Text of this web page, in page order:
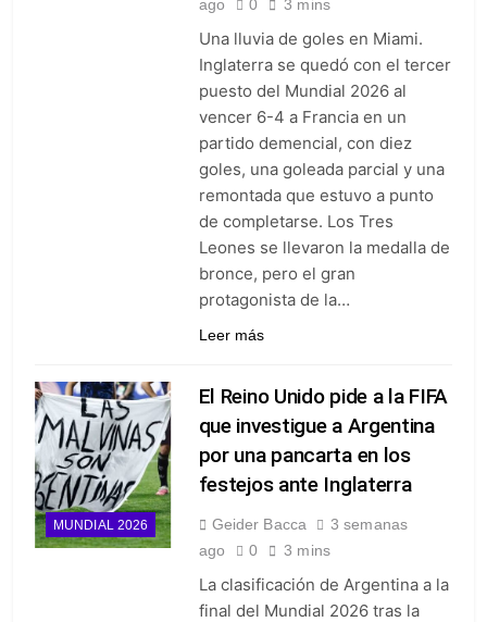
goleó 7-0 a Boyacá Chicó y es
líder de la Liga BetPlay
4 Días Ago
Vuelve la Premier League:
arranca el 21 de agosto con el
Arsenal campeón abriendo
ante el Coventry
4 Días Ago
Escándalo en Montería: el
debut de Nacional se suspendió
por disturbios cuando ganaba
3-0 a Jaguares
4 Días Ago
ago
0 3 mins
Una lluvia de goles en Miami.
Inglaterra se quedó con el tercer
puesto del Mundial 2026 al
vencer 6-4 a Francia en un
partido demencial, con diez
goles, una goleada parcial y una
remontada que estuvo a punto
de completarse. Los Tres
Leones se llevaron la medalla de
bronce, pero el gran
protagonista de la…
Leer más
MUNDIAL 2026
El Reino Unido pide a la FIFA
que investigue a Argentina
por una pancarta en los
festejos ante Inglaterra
Geider Bacca
3 semanas
ago
0 3 mins
La clasificación de Argentina a la
final del Mundial 2026 tras la